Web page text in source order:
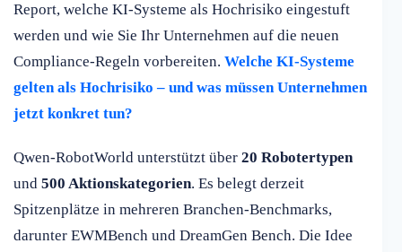
Report, welche KI-Systeme als Hochrisiko eingestuft
werden und wie Sie Ihr Unternehmen auf die neuen
Compliance-Regeln vorbereiten. Welche KI-Systeme
gelten als Hochrisiko – und was müssen Unternehmen
jetzt konkret tun?
Qwen-RobotWorld unterstützt über 20 Robotertypen
und 500 Aktionskategorien. Es belegt derzeit
Spitzenplätze in mehreren Branchen-Benchmarks,
darunter EWMBench und DreamGen Bench. Die Idee